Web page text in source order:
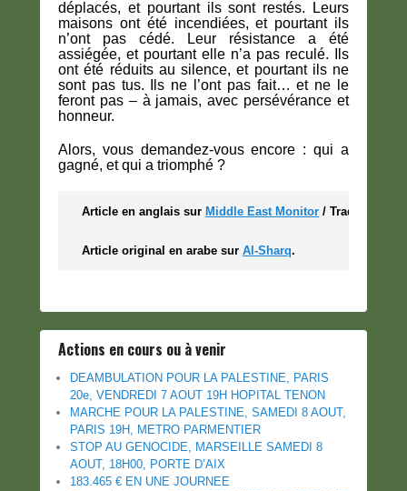
déplacés, et pourtant ils sont restés. Leurs
maisons ont été incendiées, et pourtant ils
n’ont pas cédé. Leur résistance a été
assiégée, et pourtant elle n’a pas reculé. Ils
ont été réduits au silence, et pourtant ils ne
sont pas tus. Ils ne l’ont pas fait… et ne le
feront pas – à jamais, avec persévérance et
honneur.
Alors, vous demandez-vous encore : qui a
gagné, et qui a triomphé ?
Article en anglais sur Middle East Monitor / Traduction
Article original en arabe sur Al-Sharq.
Actions en cours ou à venir
DEAMBULATION POUR LA PALESTINE, PARIS
20e, VENDREDI 7 AOUT 19H HOPITAL TENON
MARCHE POUR LA PALESTINE, SAMEDI 8 AOUT,
PARIS 19H, METRO PARMENTIER
STOP AU GENOCIDE, MARSEILLE SAMEDI 8
AOUT, 18H00, PORTE D’AIX
183.465 € EN UNE JOURNEE